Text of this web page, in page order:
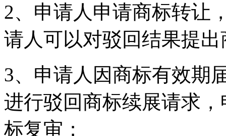
2、申请人申请商标转让
请人可以对驳回结果提
3、申请人因商标有效期
进行驳回商标续展请求
标复审；